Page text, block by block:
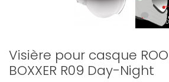
Visière pour casque
BOXXER R09 Day-Night